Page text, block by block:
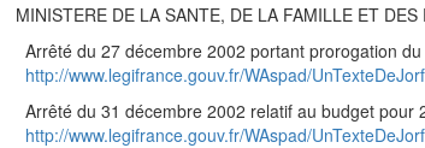
MINISTERE DE LA SANTE, DE LA FAMILLE ET DES
Arrêté du 27 décembre 2002 portant prorogation
http://www.legifrance.gouv.fr/WAspad/
Arrêté du 31 décembre 2002 relatif au budget pour
http://www.legifrance.gouv.fr/WAspad/